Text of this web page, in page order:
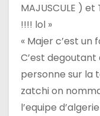
MAJUSCULE ) et
!!!! lol »
« Majer c’est
C’est
personne sur la
zatchi on
l’equipe